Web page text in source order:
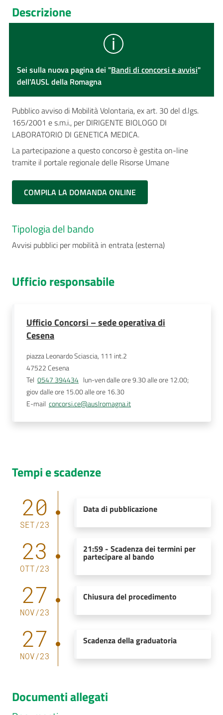
Descrizione
Sei sulla nuova pagina dei "Bandi di concorsi e avvisi"
dell'AUSL della Romagna
Pubblico avviso di Mobilità Volontaria, ex art. 30 del d.lgs.
165/2001 e s.m.i., per DIRIGENTE BIOLOGO DI
LABORATORIO DI GENETICA MEDICA.
La partecipazione a questo concorso è gestita on-line
tramite il portale regionale delle Risorse Umane
COMPILA LA DOMANDA ONLINE
Tipologia del bando
Avvisi pubblici per mobilità in entrata (esterna)
Ufficio responsabile
Ufficio Concorsi – sede operativa di
Cesena
piazza Leonardo Sciascia, 111 int.2
47522 Cesena
Tel 0547 394434
   lun-ven dalle ore 9.30 alle ore 12.00;
giov dalle ore 15.00 alle ore 16.30
E-mail concorsi.ce@auslromagna.it
Tempi e scadenze
20
SET/23
Data di pubblicazione
23
OTT/23
21:59- Scadenza dei termini per
partecipare al bando
27
NOV/23
Chiusura del procedimento
27
NOV/23
Scadenza della graduatoria
Documenti allegati